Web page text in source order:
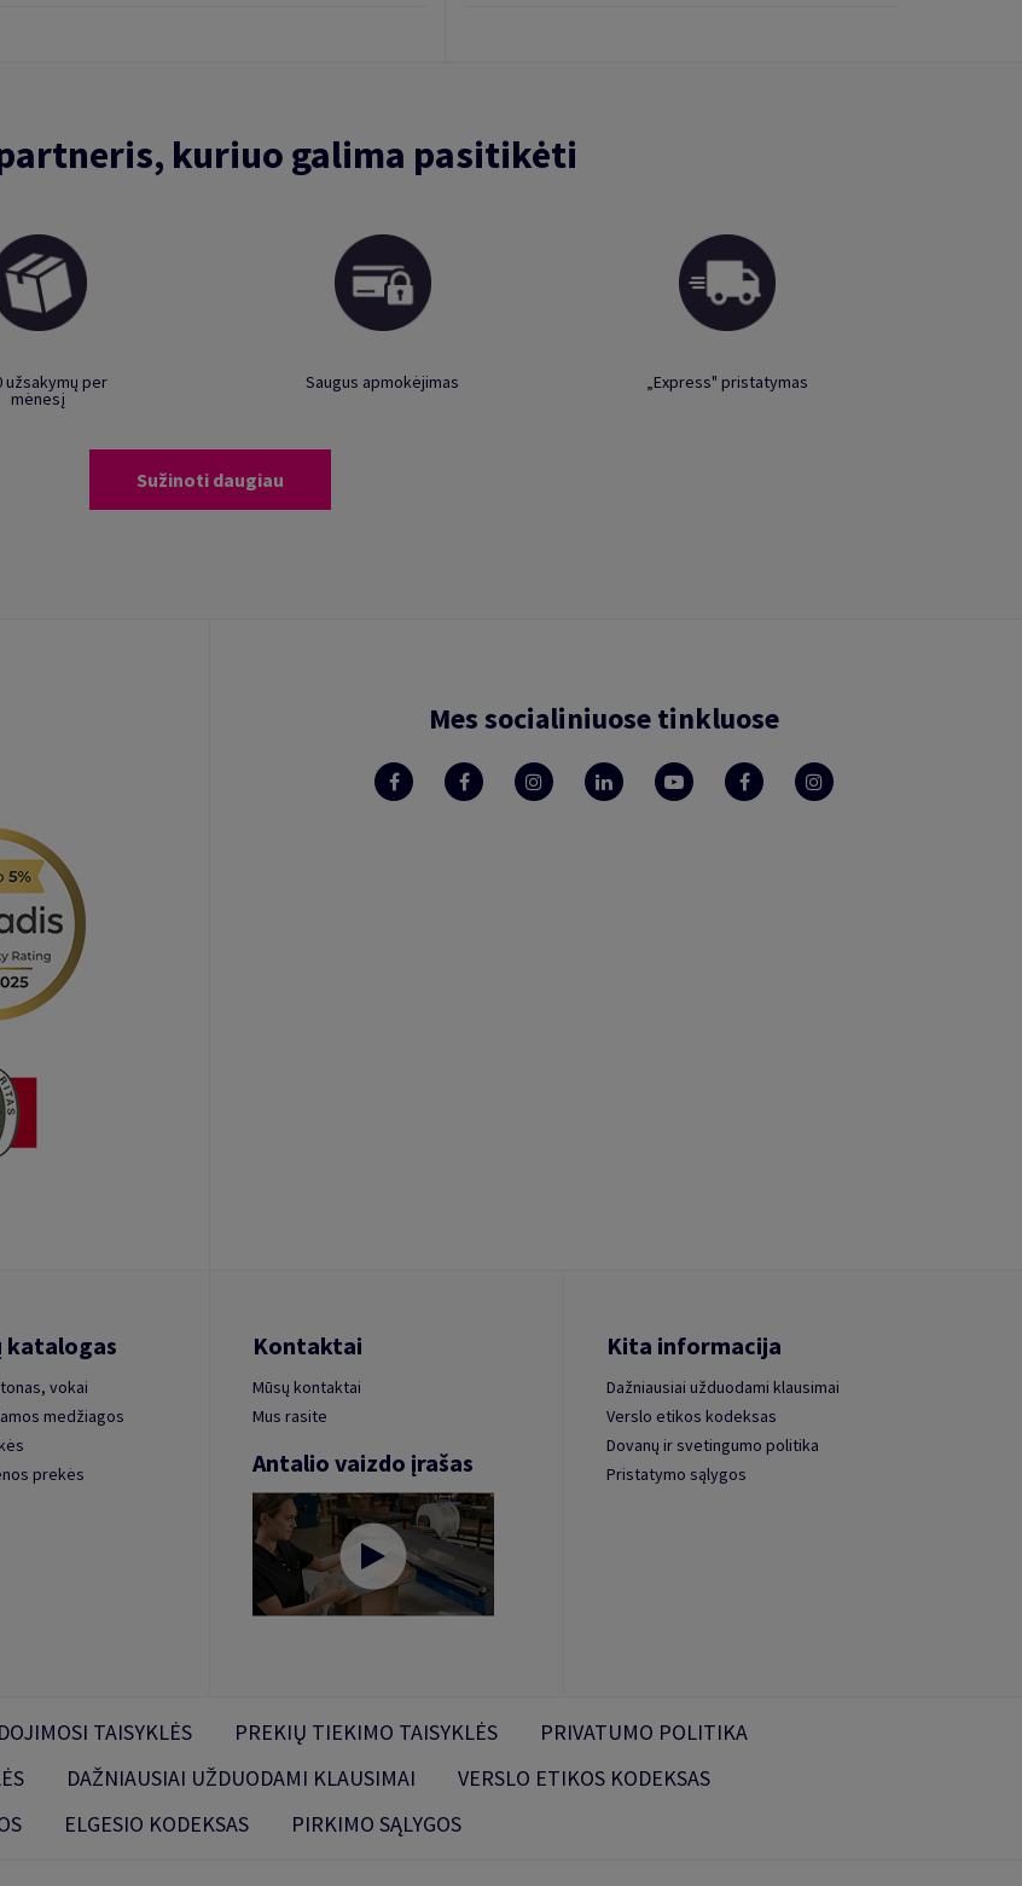
kuriuo galima pasitikėti
užsakymų per
mėnesį
Saugus apmokėjimas „Express" pristatymas
Sužinoti daugiau
Mes socialiniuose tinkluose
katalogas
vokai
medžiagos
prekės
Kontaktai
Mūsų kontaktai
Mus rasite
Antalio vaizdo įrašas
Kita informacija
Dažniausiai užduodami klausimai
Verslo etikos kodeksas
Dovanų ir svetingumo politika
Pristatymo sąlygos
TAISYKLĖS PREKIŲ TIEKIMO TAISYKLĖS
PRIVATUMO POLITIKA
DAŽNIAUSIAI UŽDUODAMI KLAUSIMAI
VERSLO ETIKOS KODEKSAS
ELGESIO KODEKSAS PIRKIMO SĄLYGOS